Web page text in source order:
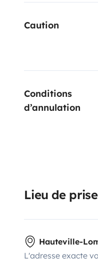
Caution
Conditions
d’annulation
Lieu de
Hauteville-
L'adresse exacte